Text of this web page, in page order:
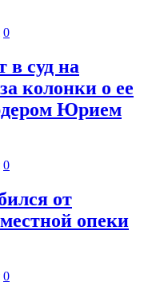
0
суд на
колонки о ее
Юрием
0
от
опеки
0